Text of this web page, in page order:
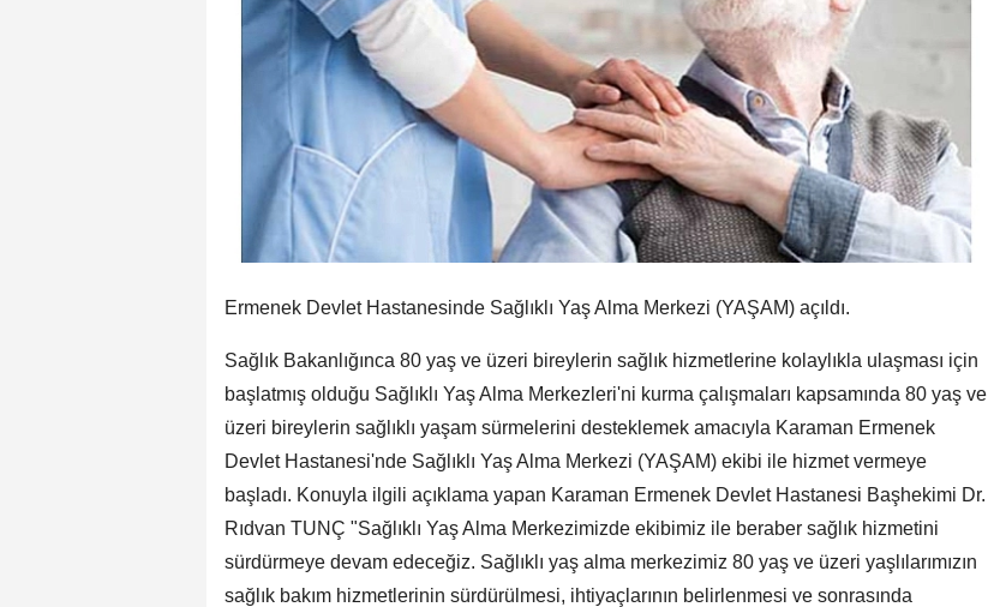
Ermenek Devlet Hastanesinde Sağlıklı Yaş Alma Merkezi (YAŞAM) açıldı.
Sağlık Bakanlığınca 80 yaş ve üzeri bireylerin sağlık hizmetlerine kolaylıkla ulaşması için
başlatmış olduğu Sağlıklı Yaş Alma Merkezleri'ni kurma çalışmaları kapsamında 80 yaş ve
üzeri bireylerin sağlıklı yaşam sürmelerini desteklemek amacıyla Karaman Ermenek
Devlet Hastanesi'nde Sağlıklı Yaş Alma Merkezi (YAŞAM) ekibi ile hizmet vermeye
başladı. Konuyla ilgili açıklama yapan Karaman Ermenek Devlet Hastanesi Başhekimi Dr.
Rıdvan TUNÇ "Sağlıklı Yaş Alma Merkezimizde ekibimiz ile beraber sağlık hizmetini
sürdürmeye devam edeceğiz. Sağlıklı yaş alma merkezimiz 80 yaş ve üzeri yaşlılarımızın
sağlık bakım hizmetlerinin sürdürülmesi, ihtiyaçlarının belirlenmesi ve sonrasında